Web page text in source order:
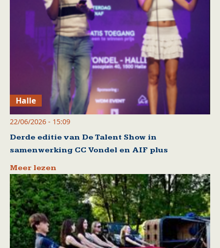
Halle
22/06/2026 - 15:09
Derde editie van De Talent Show in
samenwerking CC Vondel en AIF plus
Meer lezen